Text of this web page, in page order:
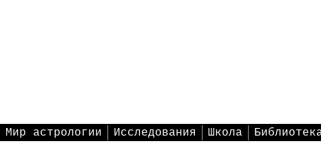
Мир астрологии Исследования Школа